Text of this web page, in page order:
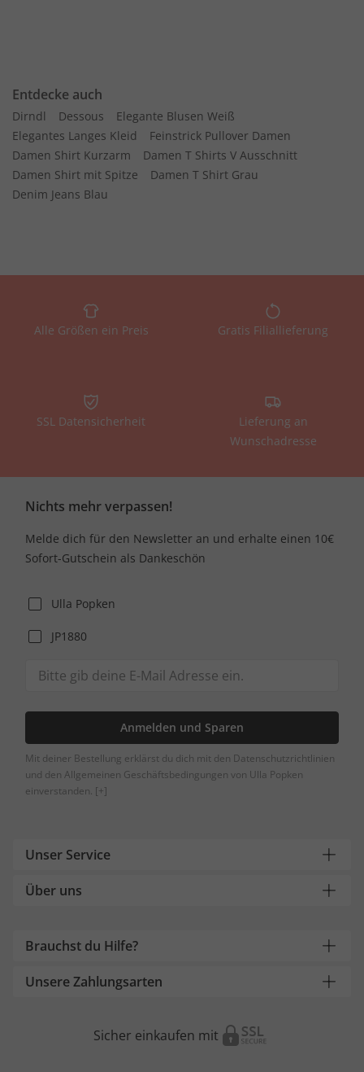
Entdecke auch
Dirndl Dessous
Elegante Blusen Weiß
Elegantes Langes Kleid
Feinstrick Pullover Damen
Damen Shirt Kurzarm
Damen T Shirts V Ausschnitt
Damen Shirt mit Spitze
Damen T Shirt Grau
Denim Jeans Blau
Alle Größen ein Preis Gratis Filiallieferung
SSL Datensicherheit
Lieferung an
Wunschadresse
Nichts mehr verpassen!
Melde dich für den Newsletter an und erhalte einen 10€
Sofort-Gutschein als Dankeschön
Ulla Popken
JP1880
Anmelden und Sparen
Mit deiner Bestellung erklärst du dich mit den Datenschutzrichtlinien
und den Allgemeinen Geschäftsbedingungen von Ulla Popken
einverstanden. [+]
Unser Service
Über uns
Brauchst du Hilfe?
Unsere Zahlungsarten
Sicher einkaufen mit